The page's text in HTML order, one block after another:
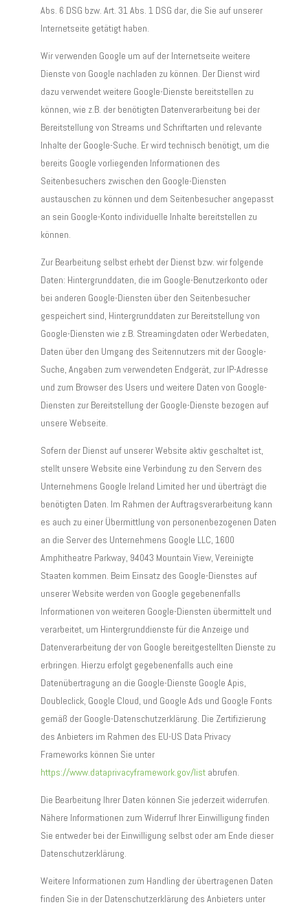
Abs. 6 DSG bzw. Art. 31 Abs. 1 DSG dar, die Sie auf unserer
Internetseite getätigt haben.
Wir verwenden Google um auf der Internetseite weitere
Dienste von Google nachladen zu können. Der Dienst wird
dazu verwendet weitere Google-Dienste bereitstellen zu
können, wie z.B. der benötigten Datenverarbeitung bei der
Bereitstellung von Streams und Schriftarten und relevante
Inhalte der Google-Suche. Er wird technisch benötigt, um die
bereits Google vorliegenden Informationen des
Seitenbesuchers zwischen den Google-Diensten
austauschen zu können und dem Seitenbesucher angepasst
an sein Google-Konto individuelle Inhalte bereitstellen zu
können.
Zur Bearbeitung selbst erhebt der Dienst bzw. wir folgende
Daten: Hintergrunddaten, die im Google-Benutzerkonto oder
bei anderen Google-Diensten über den Seitenbesucher
gespeichert sind, Hintergrunddaten zur Bereitstellung von
Google-Diensten wie z.B. Streamingdaten oder Werbedaten,
Daten über den Umgang des Seitennutzers mit der Google-
Suche, Angaben zum verwendeten Endgerät, zur IP-Adresse
und zum Browser des Users und weitere Daten von Google-
Diensten zur Bereitstellung der Google-Dienste bezogen auf
unsere Webseite.
Sofern der Dienst auf unserer Website aktiv geschaltet ist,
stellt unsere Website eine Verbindung zu den Servern des
Unternehmens Google Ireland Limited her und überträgt die
benötigten Daten. Im Rahmen der Auftragsverarbeitung kann
es auch zu einer Übermittlung von personenbezogenen Daten
an die Server des Unternehmens Google LLC, 1600
Amphitheatre Parkway, 94043 Mountain View, Vereinigte
Staaten kommen. Beim Einsatz des Google-Dienstes auf
unserer Website werden von Google gegebenenfalls
Informationen von weiteren Google-Diensten übermittelt und
verarbeitet, um Hintergrunddienste für die Anzeige und
Datenverarbeitung der von Google bereitgestellten Dienste zu
erbringen. Hierzu erfolgt gegebenenfalls auch eine
Datenübertragung an die Google-Dienste Google Apis,
Doubleclick, Google Cloud, und Google Ads und Google Fonts
gemäß der Google-Datenschutzerklärung. Die Zertifizierung
des Anbieters im Rahmen des EU-US Data Privacy
Frameworks können Sie unter
https://www.dataprivacyframework.gov/listabrufen.
Die Bearbeitung Ihrer Daten können Sie jederzeit widerrufen.
Nähere Informationen zum Widerruf Ihrer Einwilligung finden
Sie entweder bei der Einwilligung selbst oder am Ende dieser
Datenschutzerklärung.
Weitere Informationen zum Handling der übertragenen Daten
finden Sie in der Datenschutzerklärung des Anbieters unter